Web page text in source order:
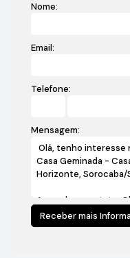
Nome:
Email:
Telefone:
Mensagem: